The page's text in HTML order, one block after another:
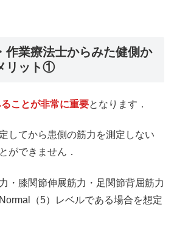
業療法士からみた健側か
リット①
ことが非常に重要となります．
してから患側の筋力を測定しない
ができません．
・膝関節伸展筋力・足関節背屈筋力
（5）レベルである場合を想定